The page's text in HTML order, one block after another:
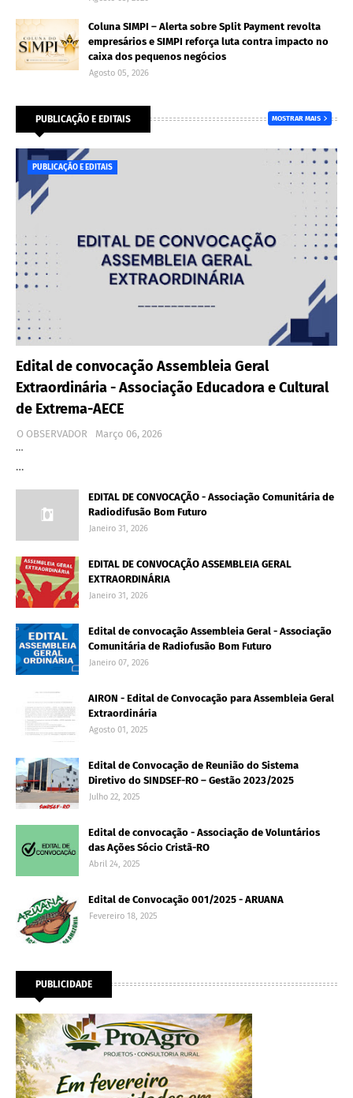
Coluna SIMPI – Alerta sobre Split Payment revolta
empresários e SIMPI reforça luta contra impacto no
caixa dos pequenos negócios
Agosto 05, 2026
PUBLICAÇÃO E EDITAIS MOSTRAR MAIS
PUBLICAÇÃO E EDITAIS
Edital de convocação Assembleia Geral
Extraordinária - Associação Educadora e Cultural
de Extrema-AECE
O OBSERVADOR
Março 06, 2026
…
…
EDITAL DE CONVOCAÇÃO - Associação Comunitária de
Radiodifusão Bom Futuro
Janeiro 31, 2026
EDITAL DE CONVOCAÇÃO ASSEMBLEIA GERAL
EXTRAORDINÁRIA
Janeiro 31, 2026
Edital de convocação Assembleia Geral - Associação
Comunitária de Radiofusão Bom Futuro
Janeiro 07, 2026
AIRON - Edital de Convocação para Assembleia Geral
Extraordinária
Agosto 01, 2025
Edital de Convocação de Reunião do Sistema
Diretivo do SINDSEF-RO – Gestão 2023/2025
Julho 22, 2025
Edital de convocação - Associação de Voluntários
das Ações Sócio Cristã-RO
Abril 24, 2025
Edital de Convocação 001/2025 - ARUANA
Fevereiro 18, 2025
PUBLICIDADE